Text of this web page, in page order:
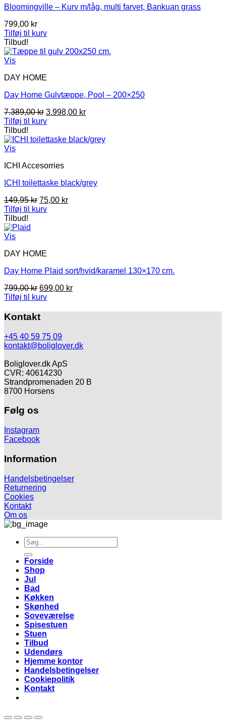
Bloomingville – Kurv m/låg, multi farvet, Bankuan grass
799,00 kr
Tilføj til kurv
Tilbud!
Vis
DAY HOME
Day Home Gulvtæppe, Pool – 200×250
7.389,00kr Den
oprindelige
var:
3.998,00 krDen
er:
Tilføj til kurv
Tilbud!
Vis
ICHI Accesorries
ICHI toilettaske black/grey
149,95kr Den
oprindelige
75,00 krDen
Tilføj til kurv
Tilbud!
Vis
DAY HOME
Day Home Plaid sort/hvid/karamel 130×170 cm.
799,00kr Den
oprindelige
var:
699,00 krDen
Tilføj til kurv
Kontakt
+45 40 59 75 09
kontakt@boliglover.dk
Boliglover.dk ApS
CVR: 40614230
Strandpromenaden 20 B
8700 Horsens
Følg os
Instagram
Facebook
Information
Handelsbetingelser
Returnering
Cookies
Kontakt
Om os
Søg
efter:
Forside
Shop
Jul
Bad
Køkken
Skønhed
Soveværelse
Spisestuen
Stuen
Tilbud
Udendørs
Hjemme kontor
Handelsbetingelser
Cookiepolitik
Kontakt